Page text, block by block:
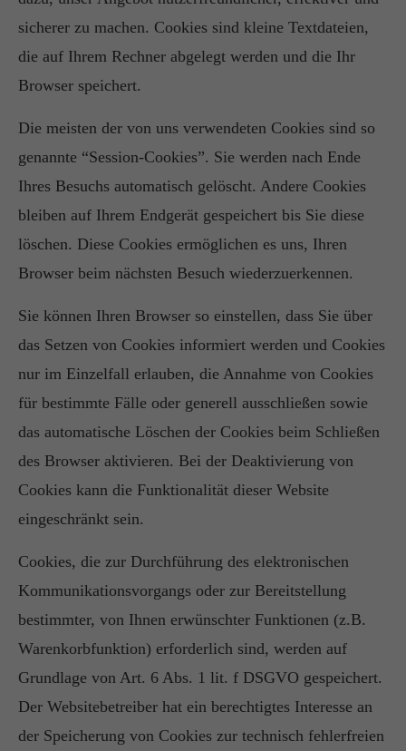
sicherer zu machen. Cookies sind kleine Textdateien,
die auf Ihrem Rechner abgelegt werden und die Ihr
Browser speichert.
Die meisten der von uns verwendeten Cookies sind so
genannte “Session-Cookies”. Sie werden nach Ende
Ihres Besuchs automatisch gelöscht. Andere Cookies
bleiben auf Ihrem Endgerät gespeichert bis Sie diese
löschen. Diese Cookies ermöglichen es uns, Ihren
Browser beim nächsten Besuch wiederzuerkennen.
Sie können Ihren Browser so einstellen, dass Sie über
das Setzen von Cookies informiert werden und Cookies
nur im Einzelfall erlauben, die Annahme von Cookies
für bestimmte Fälle oder generell ausschließen sowie
das automatische Löschen der Cookies beim Schließen
des Browser aktivieren. Bei der Deaktivierung von
Cookies kann die Funktionalität dieser Website
eingeschränkt sein.
Cookies, die zur Durchführung des elektronischen
Kommunikationsvorgangs oder zur Bereitstellung
bestimmter, von Ihnen erwünschter Funktionen (z.B.
Warenkorbfunktion) erforderlich sind, werden auf
Grundlage von Art. 6 Abs. 1 lit. f DSGVO gespeichert.
Der Websitebetreiber hat ein berechtigtes Interesse an
der Speicherung von Cookies zur technisch fehlerfreien